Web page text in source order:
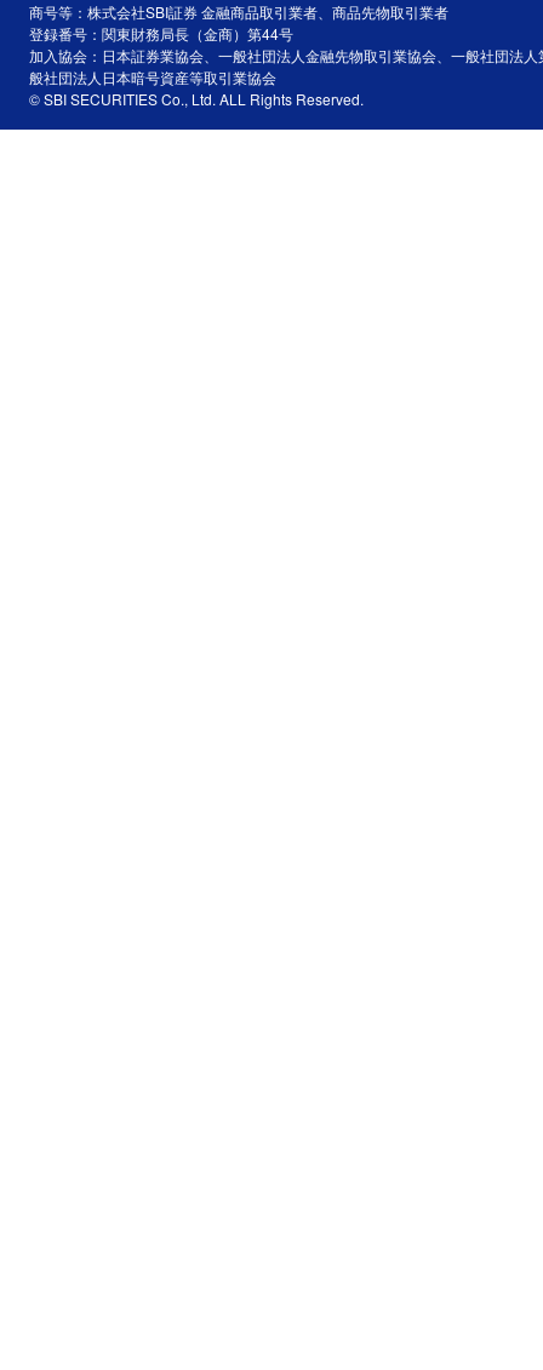
商号等：株式会社SBI証券 金融商品取引業者、商品先物取引業者
登録番号：関東財務局長（金商）第44号
加入協会：日本証券業協会、一般社団法人金融先物取引業協会、一般社団法
般社団法人日本暗号資産等取引業協会
© SBI SECURITIES Co., Ltd. ALL Rights Reserved.